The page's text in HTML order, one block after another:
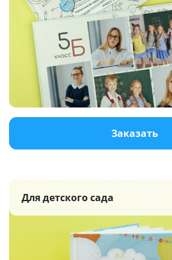
Полиграфия
Услуги и сервис
Магазин
Заказать
Для детского сада